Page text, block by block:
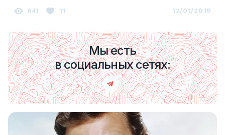
641 11 12/01/2019
Мы есть
в социальных сетях: